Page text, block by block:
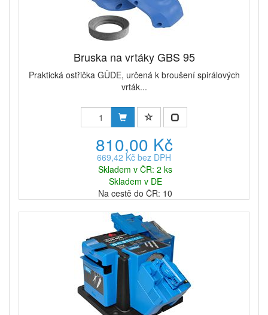
Bruska na vrtáky GBS 95
Praktická ostřička GÜDE, určená k broušení spirálových
vrták...
810,00 Kč
669,42 Kč bez DPH
Skladem v ČR: 2 ks
Skladem v DE
Na cestě do ČR: 10